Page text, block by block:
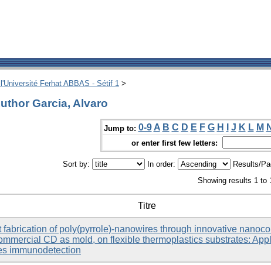
Ferhat ABBAS - Sétif 1 >
Garcia, Alvaro
Jump to: 0-9 A B C D E F G H J K L M N
or enter first few letters:
Sort by: In order: Results/
Showing results 1 to
Titre
fabrication of poly(pyrrole)-nanowires through innovative
CD as mold, on flexible thermoplastics substrates:
immunodetection